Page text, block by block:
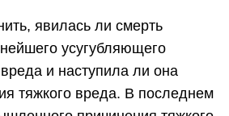
явилась ли смерть
усугубляющего
и наступила ли она
тяжкого вреда. В последнем